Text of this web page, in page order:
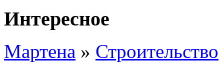
Интересное
Мартена » Строительство